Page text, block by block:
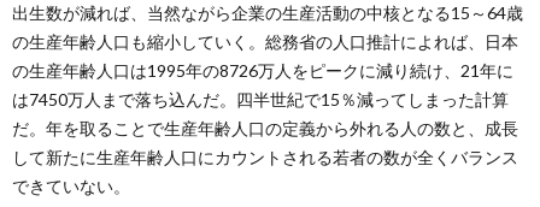
出生数が減れば、当然ながら企業の生産活動の中核となる15～64歳
の生産年齢人口も縮小していく。総務省の人口推計によれば、日本
の生産年齢人口は1995年の8726万人をピークに減り続け、21年に
は7450万人まで落ち込んだ。四半世紀で15％減ってしまった計算
だ。年を取ることで生産年齢人口の定義から外れる人の数と、成長
して新たに生産年齢人口にカウントされる若者の数が全くバランス
できていない。